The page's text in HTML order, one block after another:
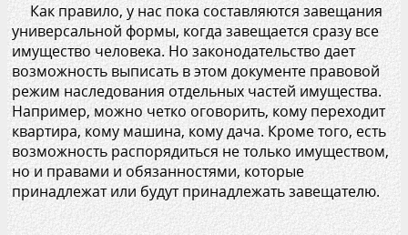
Как правило, у нас пока составляются завещания
универсальной формы, когда завещается сразу все
имущество человека. Но законодательство дает
возможность выписать в этом документе правовой
режим наследования отдельных частей имущества.
Например, можно четко оговорить, кому переходит
квартира, кому машина, кому дача. Кроме того, есть
возможность распорядиться не только имуществом,
но и правами и обязанностями, которые
принадлежат или будут принадлежать завещателю.